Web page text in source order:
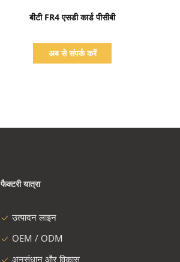
प्रदर्शन का विवरण
बीटी FR4 एसडी कार्ड पीसीबी
अब से संपर्क करें
फैक्टरी यात्रा
उत्पादन लाइन
OEM / ODM
अनुसंधान और विकास